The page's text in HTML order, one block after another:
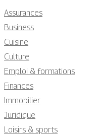
Assurances
Business
Cuisine
Culture
Emploi & formations
Finances
Immobilier
Juridique
Loisirs & sports